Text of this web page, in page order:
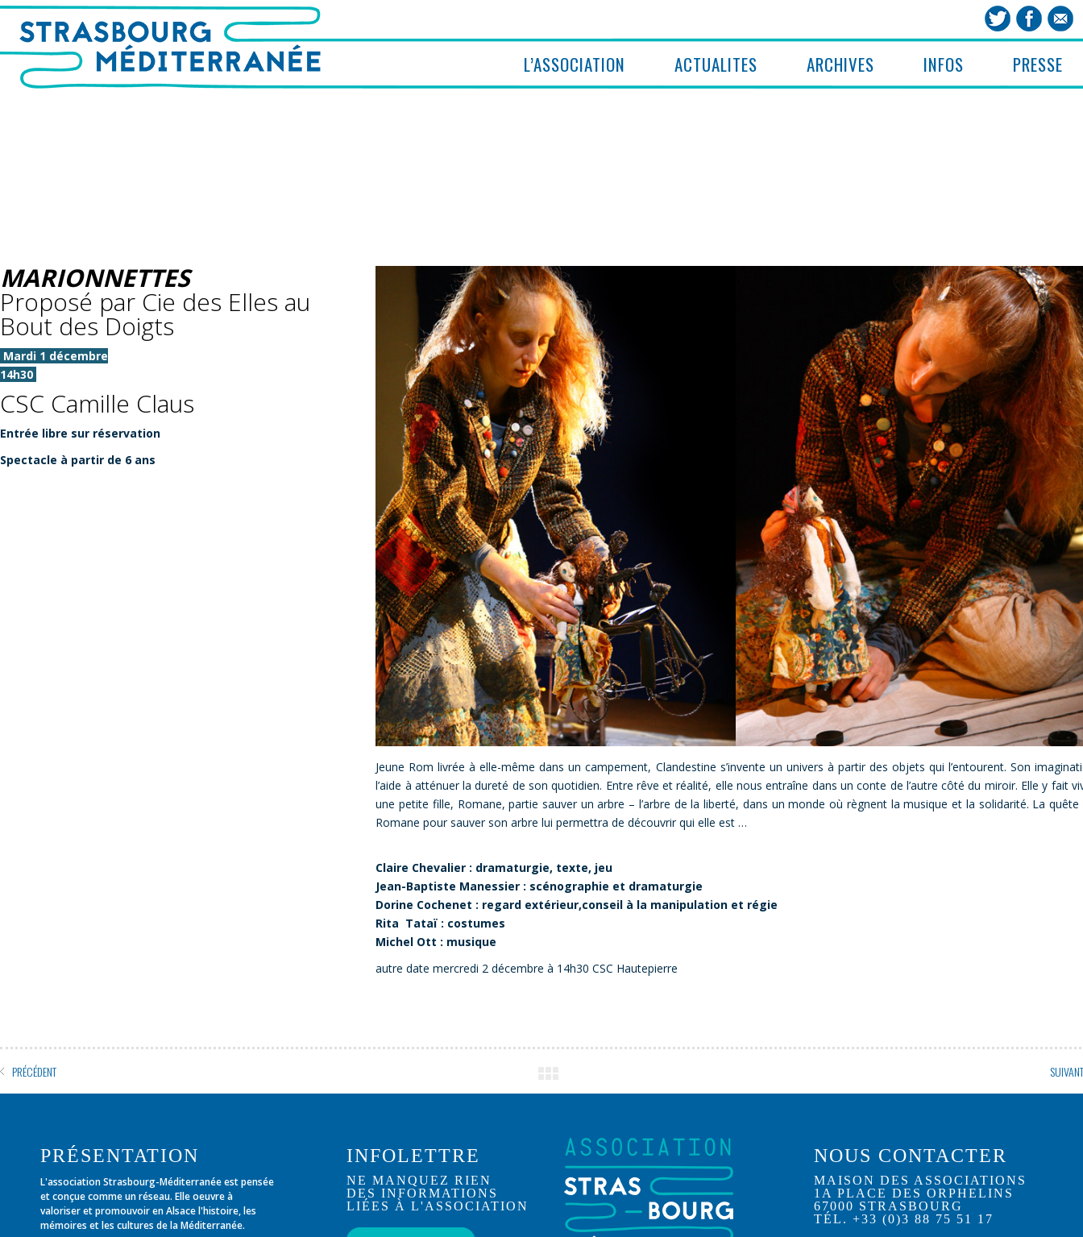
L’ASSOCIATION ACTUALITES ARCHIVES INFOS PRESSE
MARIONNETTES
Proposé par Cie des Elles au
Bout des Doigts
Mardi 1 décembre
14h30
CSC Camille Claus
Entrée libre sur réservation
Spectacle à partir de 6 ans
Jeune Rom livrée à elle-même dans un campement, Clandestine s’invente un univers à partir des objets qui l’entourent. Son
l’aide à atténuer la dureté de son quotidien. Entre rêve et réalité, elle nous entraîne dans un conte de l’autre côté du miroir. Elle y fait
une petite fille, Romane, partie sauver un arbre – l’arbre de la liberté, dans un monde où règnent la musique et la solidarité. La quête
Romane pour sauver son arbre lui permettra de découvrir qui elle est …
Claire Chevalier : dramaturgie, texte, jeu
Jean-Baptiste Manessier : scénographie et dramaturgie
Dorine Cochenet : regard extérieur,conseil à la manipulation et régie
Rita Tataï : costumes
Michel Ott : musique
autre date mercredi 2 décembre à 14h30 CSC Hautepierre
PRÉCÉDENT SUIVANT
PRÉSENTATION
L'association Strasbourg-Méditerranée est pensée
et conçue comme un réseau. Elle oeuvre à
valoriser et promouvoir en Alsace l'histoire, les
mémoires et les cultures de la Méditerranée.
INFOLETTRE
NE MANQUEZ RIEN
DES INFORMATIONS
LIÉES À L'ASSOCIATION
NOUS CONTACTER
MAISON DES ASSOCIATIONS
1A PLACE DES ORPHELINS
67000 STRASBOURG
TÉL. +33 (0)3 88 75 51 17